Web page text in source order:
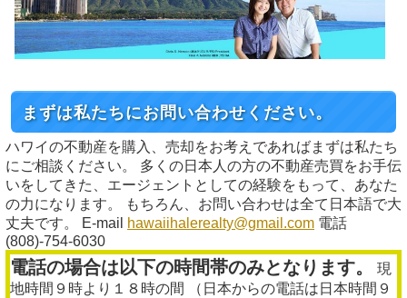
まずは私たちにお問い合わせください。
ハワイの不動産を購入、売却をお考えであればまずは私たち
にご相談ください。 多くの日本人の方の不動産売買をお手伝
いをしてきた、エージェントとしての経験をもって、あなた
の力になります。 もちろん、お問い合わせは全て日本語で大
丈夫です。 E-mail
hawaiihalerealty@gmail.com 電話
(808)-754-6030
電話の場合は以下の時間帯のみとなります。
現
地時間９時より１８時の間 （日本からの電話は日本時間９